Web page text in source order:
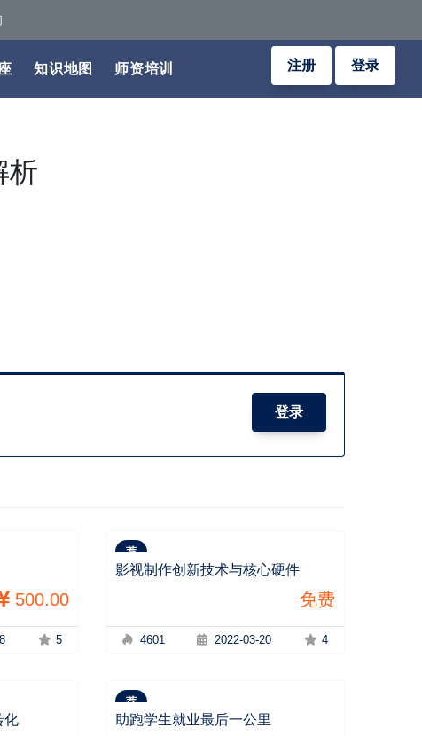
知识地图 师资培训 注册 登录
析
登录
500.00
5
荐
影视制作创新技术与核心硬件
免费
4601 2022-03-20 4
化
荐
助跑学生就业最后一公里